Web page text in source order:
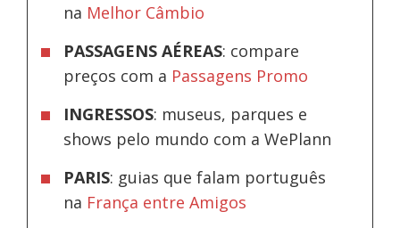
na Melhor Câmbio
PASSAGENS AÉREAS: compare
preços com a Passagens Promo
INGRESSOS: museus, parques e
shows pelo mundo com a WePlann
PARIS: guias que falam português
na França entre Amigos